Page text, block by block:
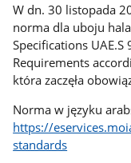
W dn. 30 listopada
norma dla uboju
Specifications
Requirements
która zaczęła
Norma w języku
https://
standards